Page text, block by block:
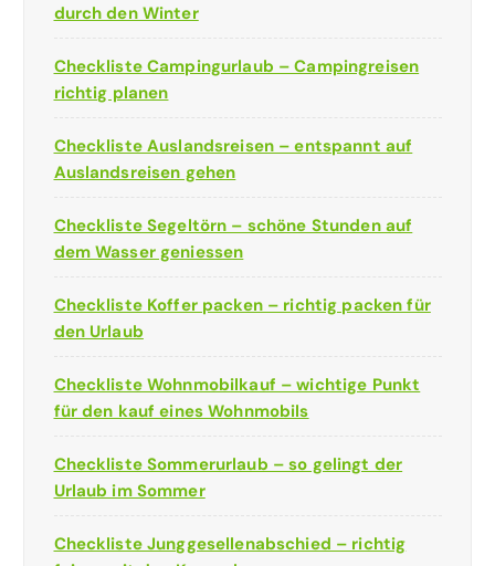
durch den Winter
Checkliste Campingurlaub – Campingreisen
richtig planen
Checkliste Auslandsreisen – entspannt auf
Auslandsreisen gehen
Checkliste Segeltörn – schöne Stunden auf
dem Wasser geniessen
Checkliste Koffer packen – richtig packen für
den Urlaub
Checkliste Wohnmobilkauf – wichtige Punkt
für den kauf eines Wohnmobils
Checkliste Sommerurlaub – so gelingt der
Urlaub im Sommer
Checkliste Junggesellenabschied – richtig